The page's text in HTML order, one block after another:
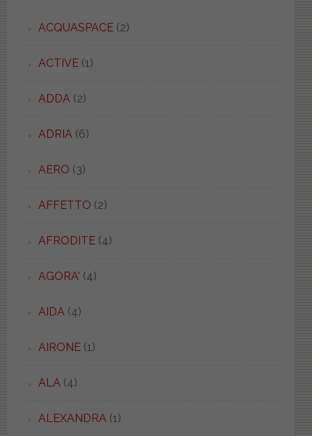
ACQUASPACE(2)
ACTIVE(1)
ADDA (2)
ADRIA (6)
AERO (3)
AFFETTO (2)
AFRODITE(4)
AGORA' (4)
AIDA (4)
AIRONE(1)
ALA (4)
ALEXANDRA (1)